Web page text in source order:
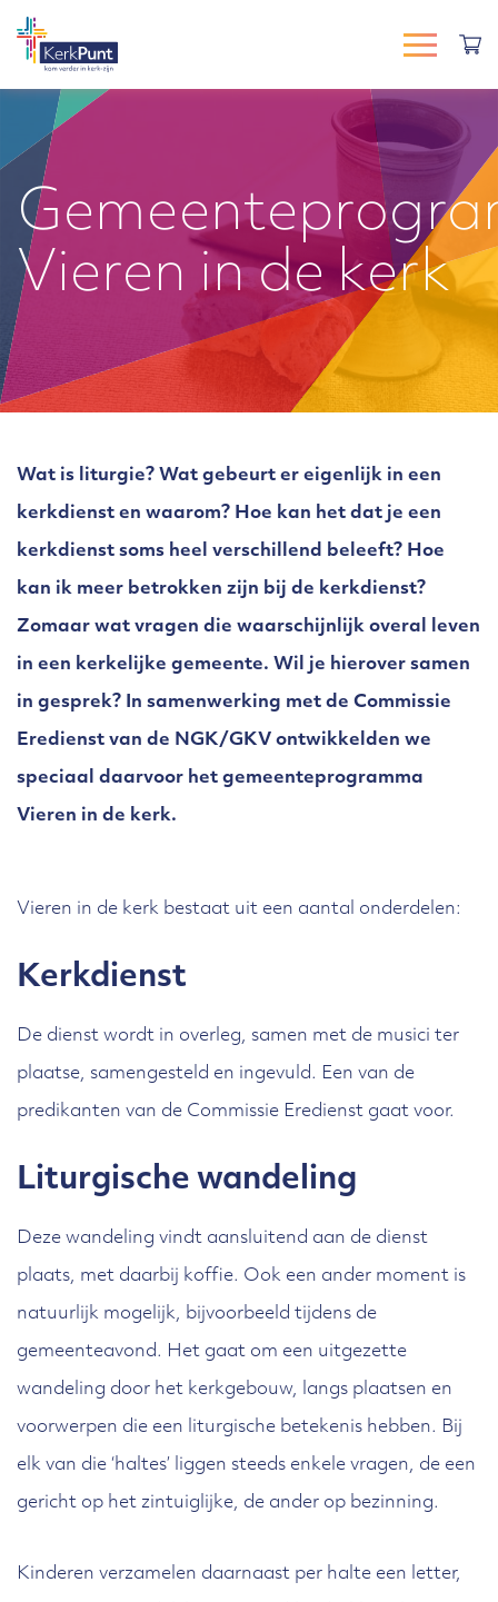
Vieren in de kerk
Wat is liturgie? Wat gebeurt er eigenlijk in een
kerkdienst en waarom? Hoe kan het dat je een
kerkdienst soms heel verschillend beleeft? Hoe
kan ik meer betrokken zijn bij de kerkdienst?
Zomaar wat vragen die waarschijnlijk overal leven
in een kerkelijke gemeente. Wil je hierover samen
in gesprek? In samenwerking met de Commissie
Eredienst van de NGK/GKV ontwikkelden we
speciaal daarvoor het gemeenteprogramma
Vieren in de kerk.
Vieren in de kerk bestaat uit een aantal onderdelen:
Kerkdienst
De dienst wordt in overleg, samen met de musici ter
plaatse, samengesteld en ingevuld. Een van de
predikanten van de Commissie Eredienst gaat voor.
Liturgische wandeling
Deze wandeling vindt aansluitend aan de dienst
plaats, met daarbij koffie. Ook een ander moment is
natuurlijk mogelijk, bijvoorbeeld tijdens de
gemeenteavond. Het gaat om een uitgezette
wandeling door het kerkgebouw, langs plaatsen en
voorwerpen die een liturgische betekenis hebben. Bij
elk van die ‘haltes’ liggen steeds enkele vragen, de een
gericht op het zintuiglijke, de ander op bezinning.
Kinderen verzamelen daarnaast per halte een letter,